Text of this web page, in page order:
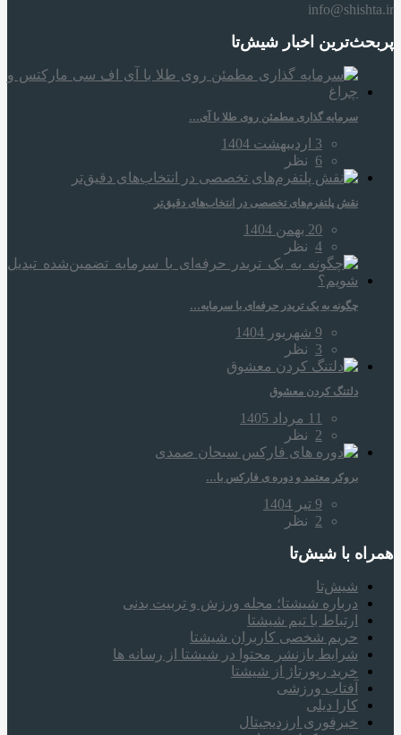
info@shishta.ir
پربحث‌ترین اخبار شیش‌تا
سرمایه‌ گذاری مطمئن روی طلا با آی…
3 اردیبهشت 1404
6 نظر
نقش پلتفرم‌های تخصصی در انتخاب‌های دقیق‌تر
20 بهمن 1404
4 نظر
چگونه به یک تریدر حرفه‌ای با سرمایه…
9 شهریور 1404
3 نظر
دلتنگ کردن معشوق
11 مرداد 1405
2 نظر
بروکر معتمد و دوره‌ ی فارکس با…
9 تیر 1404
2 نظر
همراه‌ با شیش‌تا
شیش‌تا
درباره شیشتا؛ مجله ورزش و تربیت بدنی
ارتباط با تیم شیشتا
حریم شخصی کاربران شیشتا
شرایط بازنشر محتوا در شیشتا از رسانه ها
خرید رپورتاژ از شیشتا
آفتاب ورزشی
کارا دیلی
خبرفوری ارزدیجیتال